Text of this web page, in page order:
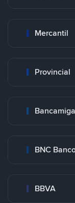
Mercantil
Provincial
Bancamiga
BNC
BBVA